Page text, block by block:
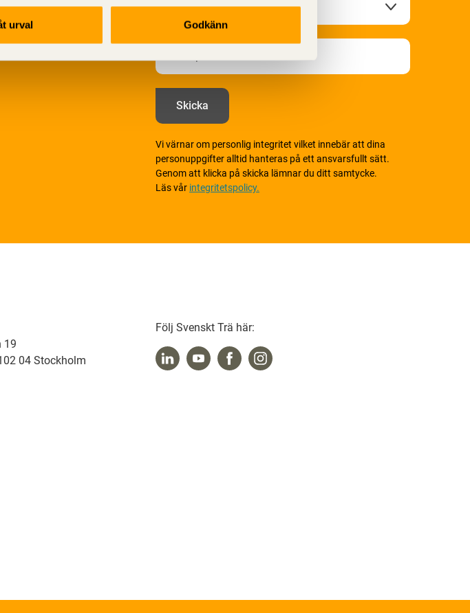
urval Godkänn
Vi värnar om personlig integritet vilket innebär att dina
personuppgifter alltid hanteras på ett ansvarsfullt sätt.
Genom att klicka på skicka lämnar du ditt samtycke.
Läs vår integritetspolicy.
19
04 Stockholm
Följ Svenskt Trä här: